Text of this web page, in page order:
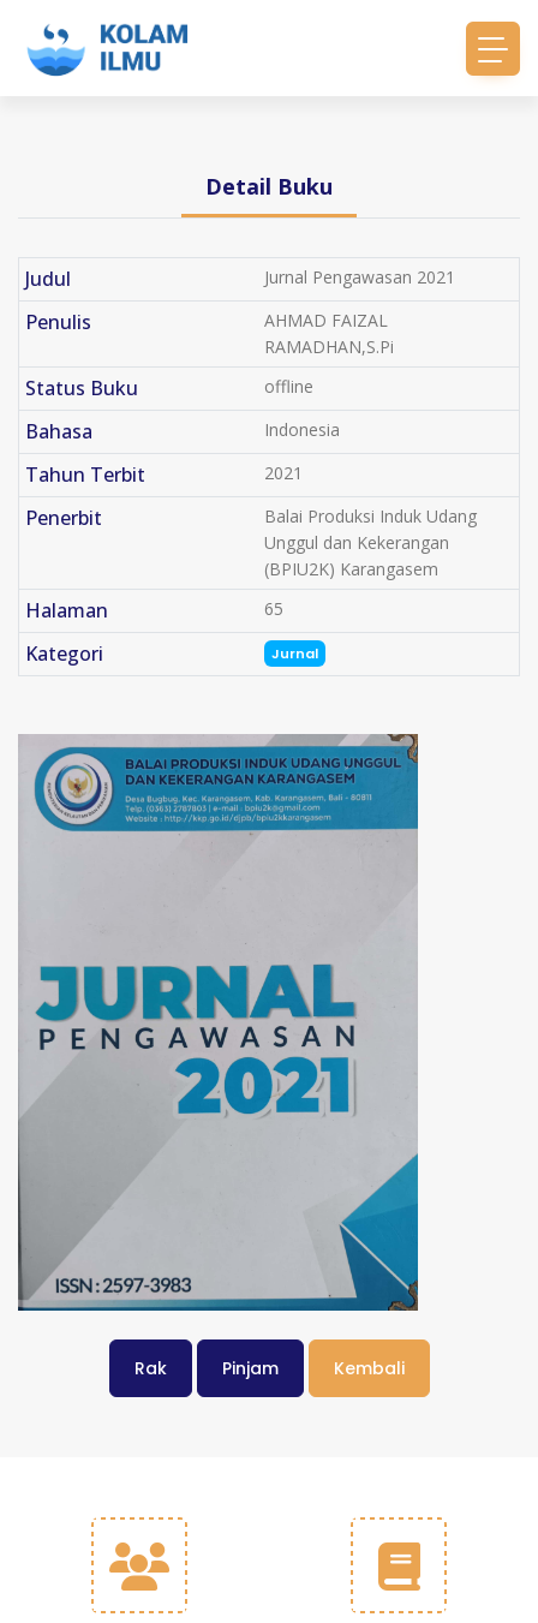
Detail Buku
Judul Jurnal Pengawasan 2021
Penulis
AHMAD FAIZAL
RAMADHAN,S.Pi
Status Buku offline
Bahasa Indonesia
Tahun Terbit 2021
Penerbit
Balai Produksi Induk Udang
Unggul dan Kekerangan
(BPIU2K) Karangasem
Halaman 65
Kategori Jurnal
Rak Pinjam Kembali